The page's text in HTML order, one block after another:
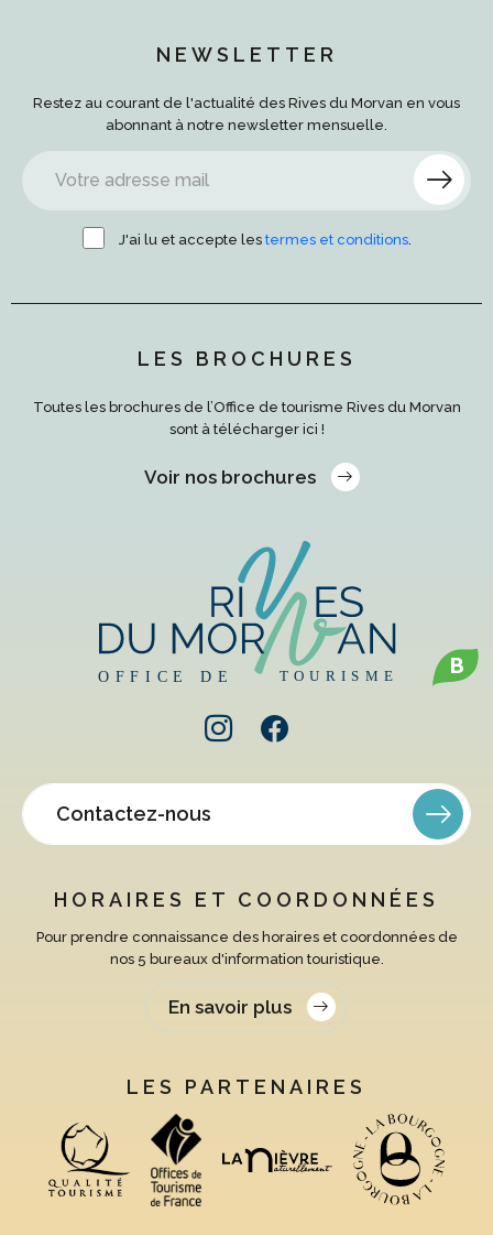
NEWSLETTER
Restez au courant de l'actualité des Rives du Morvan en vous
abonnant à notre newsletter mensuelle.
J'ai lu et accepte les termes et conditions.
LES BROCHURES
Toutes les brochures de l’Office de tourisme Rives du Morvan
sont à télécharger ici !
Voir nos brochures
Contactez-nous
HORAIRES ET COORDONNÉES
Pour prendre connaissance des horaires et coordonnées de
nos 5 bureaux d'information touristique.
En savoir plus
LES PARTENAIRES
B